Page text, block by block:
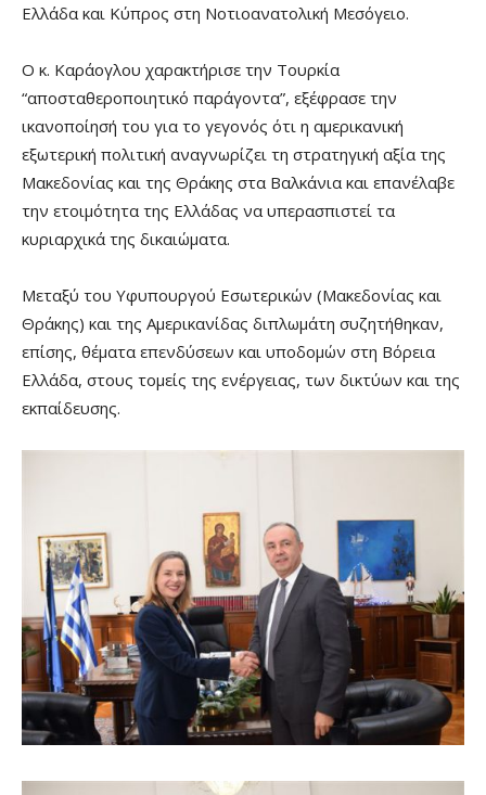
Ελλάδα και Κύπρος στη Νοτιοανατολική Μεσόγειο.
Ο κ. Καράογλου χαρακτήρισε την Τουρκία
“αποσταθεροποιητικό παράγοντα”, εξέφρασε την
ικανοποίησή του για το γεγονός ότι η αμερικανική
εξωτερική πολιτική αναγνωρίζει τη στρατηγική αξία της
Μακεδονίας και της Θράκης στα Βαλκάνια και επανέλαβε
την ετοιμότητα της Ελλάδας να υπερασπιστεί τα
κυριαρχικά της δικαιώματα.
Μεταξύ του Υφυπουργού Εσωτερικών (Μακεδονίας και
Θράκης) και της Αμερικανίδας διπλωμάτη συζητήθηκαν,
επίσης, θέματα επενδύσεων και υποδομών στη Βόρεια
Ελλάδα, στους τομείς της ενέργειας, των δικτύων και της
εκπαίδευσης.